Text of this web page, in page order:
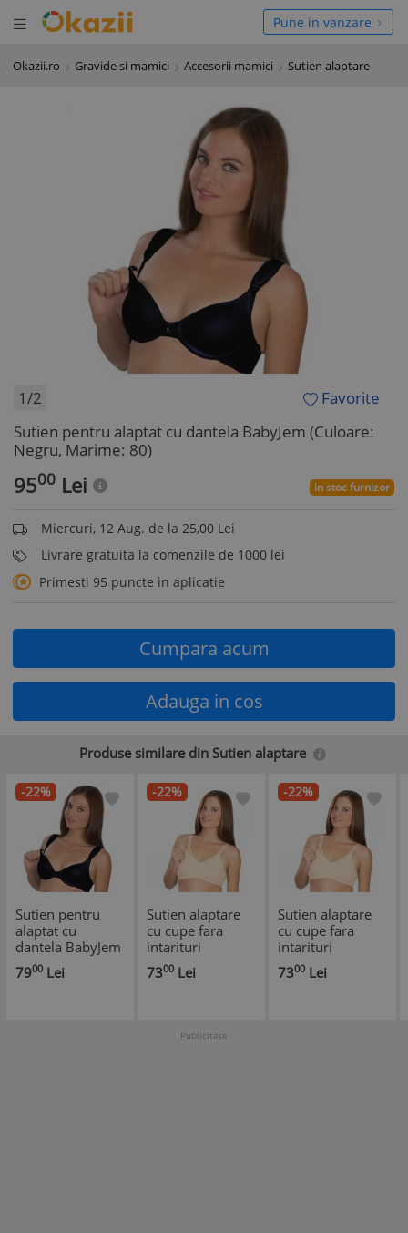
Deschide meniul
meniul Pune in vanzare
Okazii.ro Gravide si mamici Accesorii mamici Sutien alaptare
1/2
Favorite
Sutien pentru alaptat cu dantela BabyJem (Culoare:
Negru, Marime: 80)
9500 Lei in stoc furnizor
Miercuri, 12 Aug. de la 25,00 Lei
Livrare gratuita la comenzile de 1000 lei
Primesti 95 puncte in aplicatie
Cumpara acum
Adauga in cos
Produse similare din Sutien alaptare
-22%
Sutien pentru
alaptat cu
dantela BabyJem
(Culoare: Negru,
Marime: 80)
7900 Lei
-22%
Sutien alaptare
cu cupe fara
intarituri
BabyJem
(Culoare: Bej,
7300 Lei
-22%
Sutien alaptare
cu cupe fara
intarituri
BabyJem
(Culoare: Bej,
7300 Lei
Publicitate